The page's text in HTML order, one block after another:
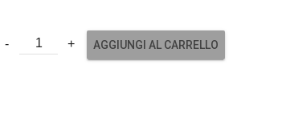
AGGIUNGI AL CARRELLO